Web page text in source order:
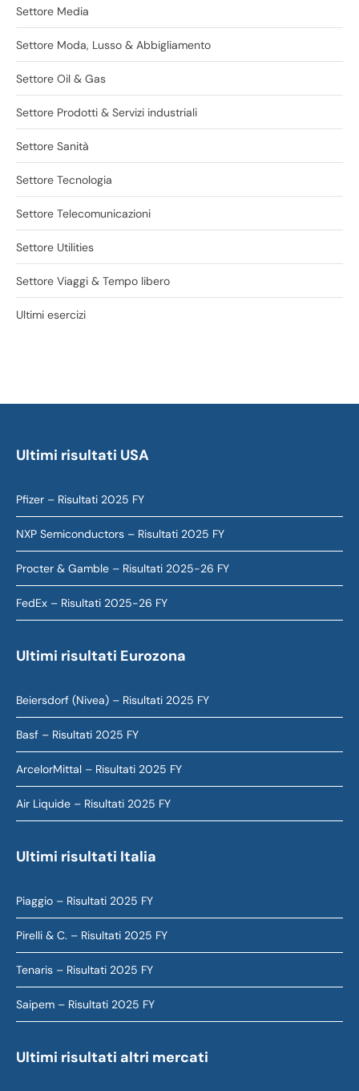
Settore Media
Settore Moda, Lusso & Abbigliamento
Settore Oil & Gas
Settore Prodotti & Servizi industriali
Settore Sanità
Settore Tecnologia
Settore Telecomunicazioni
Settore Utilities
Settore Viaggi & Tempo libero
Ultimi esercizi
Ultimi risultati USA
Pfizer – Risultati 2025 FY
NXP Semiconductors – Risultati 2025 FY
Procter & Gamble – Risultati 2025-26 FY
FedEx – Risultati 2025-26 FY
Ultimi risultati Eurozona
Beiersdorf (Nivea) – Risultati 2025 FY
Basf – Risultati 2025 FY
ArcelorMittal – Risultati 2025 FY
Air Liquide – Risultati 2025 FY
Ultimi risultati Italia
Piaggio – Risultati 2025 FY
Pirelli & C. – Risultati 2025 FY
Tenaris – Risultati 2025 FY
Saipem – Risultati 2025 FY
Ultimi risultati altri mercati